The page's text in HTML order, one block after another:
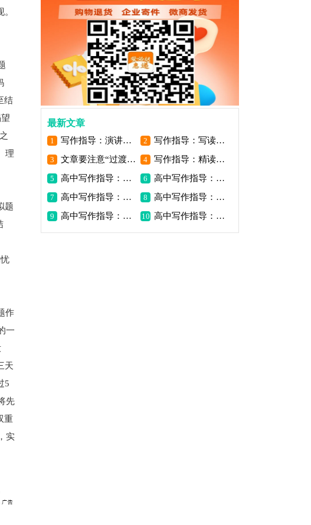
结
理
题
作
一
天
5
先
重
实
最新文章
1 写作指导：演讲稿与作文跟讲话稿的区别 2 写作指导：写读后感要掌握基本的方法
3 文章要注意“过渡”与“照应” 4 写作指导：精读是写好读后感的基础
5 高中写作指导：探异寻奇立意 6 高中写作指导：以小见大立意
7 高中写作指导：写作空间拓展 8 高中写作指导：题意作文审题
9 高中写作指导：话题作文审题 10 高中写作指导：掌握作文策略